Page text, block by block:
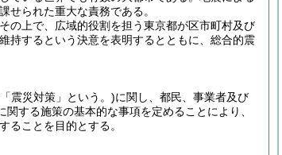
られた重大な責務である。
の上で、広域的役割を担う東京都が区市町村及び
持するという決意を表明するとともに、総合的震
震災対策」という。)に関し、都民、事業者及び
する施策の基本的な事項を定めることにより、
ることを目的とする。